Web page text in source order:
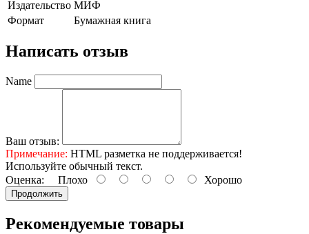
Издательство МИФ
Формат
Бумажная книга
Написать отзыв
Name
Ваш отзыв:
Примечание: HTML разметка не поддерживается!
Используйте обычный текст.
Оценка: Плохо Хорошо
Продолжить
Рекомендуемые товары